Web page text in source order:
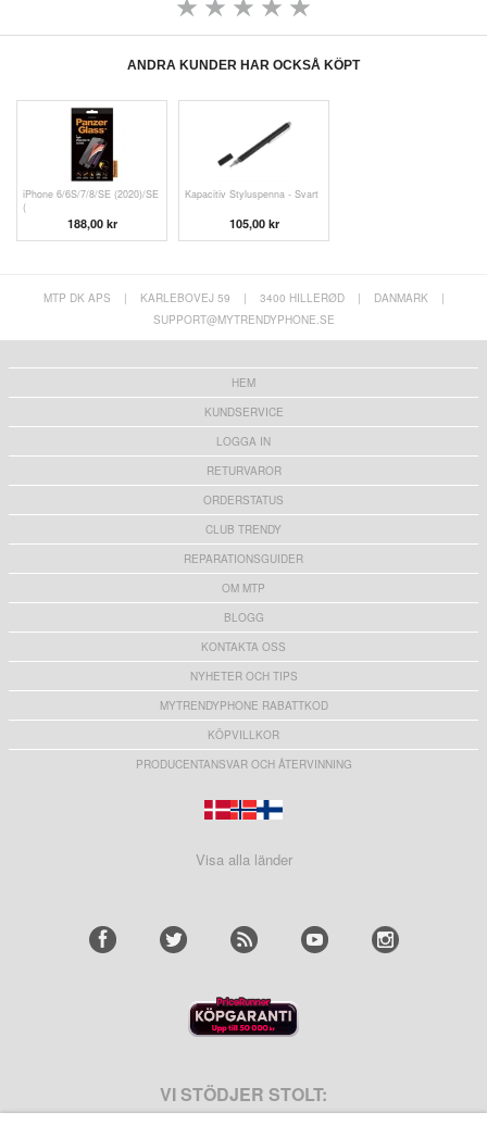
ANDRA KUNDER HAR OCKSÅ KÖPT
iPhone 6/6S/7/8/SE (2020)/SE
(
188,00 kr
Kapacitiv Styluspenna - Svart
105,00 kr
MTP DK APS | KARLEBOVEJ 59 | 3400 HILLERØD | DANMARK
|
SUPPORT@MYTRENDYPHONE.SE
HEM
KUNDSERVICE
LOGGA IN
RETURVAROR
ORDERSTATUS
CLUB TRENDY
REPARATIONSGUIDER
OM MTP
BLOGG
KONTAKTA OSS
NYHETER OCH TIPS
MYTRENDYPHONE RABATTKOD
KÖPVILLKOR
PRODUCENTANSVAR OCH ÅTERVINNING
Visa alla länder
VI STÖDJER STOLT: